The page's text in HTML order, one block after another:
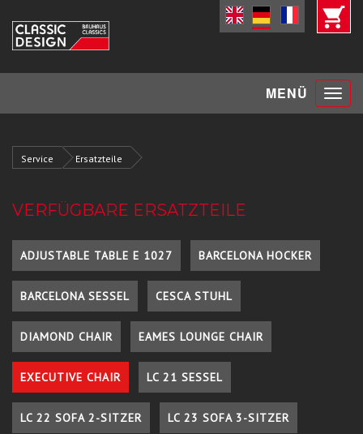
MENÜ Toggle
Service Ersatzteile
VERFÜGBARE ERSATZTEILE
ADJUSTABLE TABLE E 1027 BARCELONA HOCKER
BARCELONA SESSEL CESCA STUHL
DIAMOND CHAIR EAMES LOUNGE CHAIR
EXECUTIVE CHAIR LC 21 SESSEL
LC 22 SOFA 2-SITZER LC 23 SOFA 3-SITZER